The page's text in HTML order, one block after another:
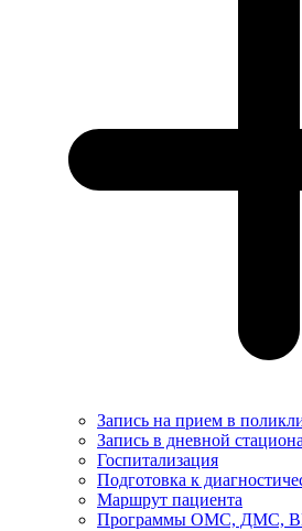
Запись на прием в
Запись в дневной
Госпитализация
Подготовка к
Маршрут пациента
Программы ОМС, ДМС,